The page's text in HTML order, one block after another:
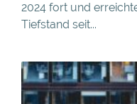
2024 fort und
Tiefstand seit...